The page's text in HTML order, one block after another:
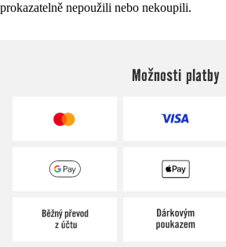
prokazatelně nepoužili nebo nekoupili.
Možnosti platby